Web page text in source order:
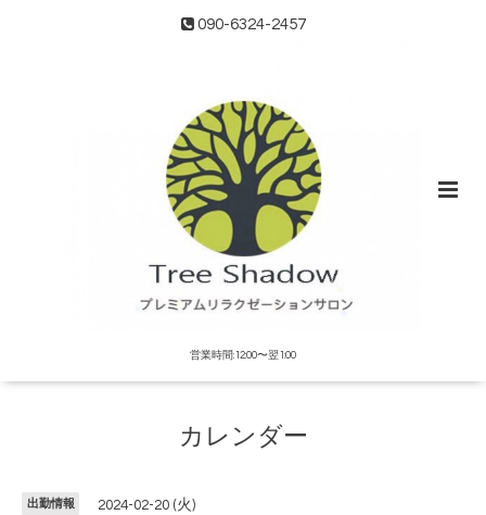
090-6324-2457
営業時間:12:00〜翌1:00
カレンダー
出勤情報 2024-02-20 (火)